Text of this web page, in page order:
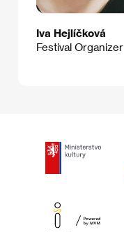
Iva Hejlíčková
Festival Organizer